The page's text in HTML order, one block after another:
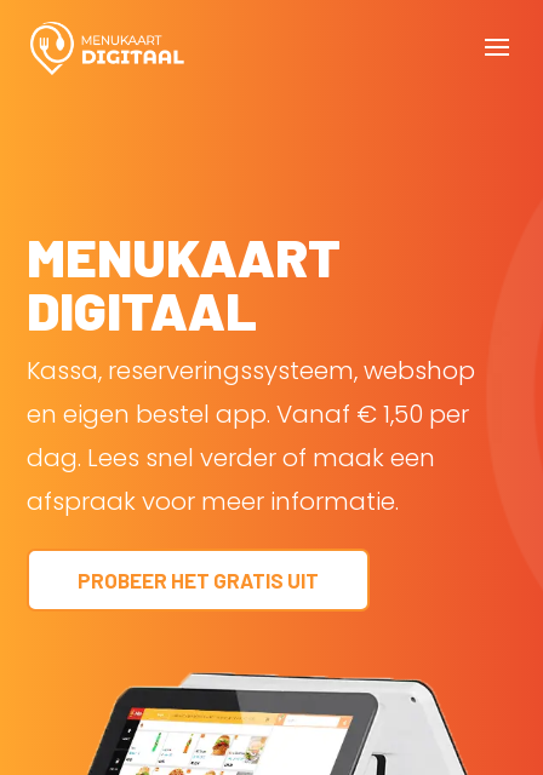
MENUKAART
DIGITAAL
Kassa, reserveringssysteem, webshop
en eigen bestel app. Vanaf € 1,50 per
dag. Lees snel verder of maak een
afspraak voor meer informatie.
PROBEER HET GRATIS UIT